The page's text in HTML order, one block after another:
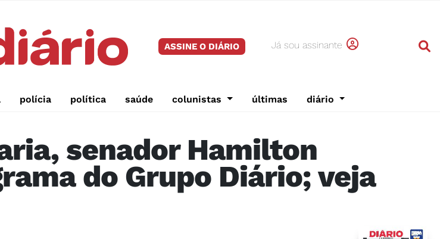
ASSINE O DIÁRIO Já sou assinante
polícia política saúde colunistas últimas diário
senador Hamilton
do Grupo Diário; veja